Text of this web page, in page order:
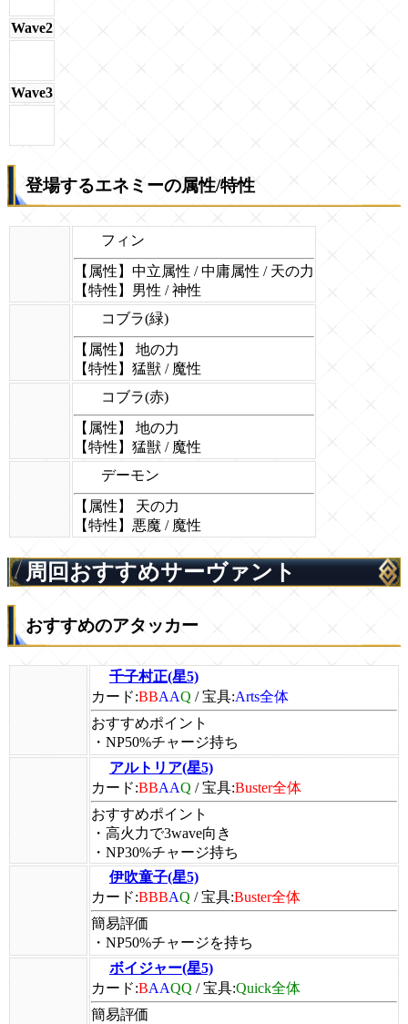
Wave2
Wave3
登場するエネミーの属性/特性
フィン
【属性】中立属性 / 中庸属性 / 天の力
【特性】男性 / 神性
コブラ(緑)
【属性】 地の力
【特性】猛獣 / 魔性
コブラ(赤)
【属性】 地の力
【特性】猛獣 / 魔性
デーモン
【属性】 天の力
【特性】悪魔 / 魔性
周回おすすめサーヴァント
おすすめのアタッカー
千子村正(星5)
カード:BBAAQ /宝具:Arts全体
おすすめポイント
・NP50%チャージ持ち
アルトリア(星5)
カード:BBAAQ /宝具:Buster全体
おすすめポイント
・高火力で3wave向き
・NP30%チャージ持ち
伊吹童子(星5)
カード:BBBAQ /宝具:Buster全体
簡易評価
・NP50%チャージを持ち
ボイジャー(星5)
カード:BAAQQ /宝具:Quick全体
簡易評価